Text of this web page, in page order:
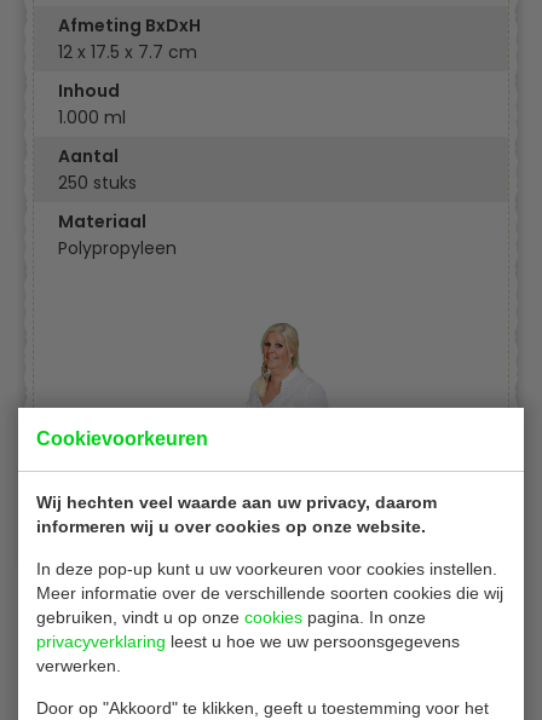
Cookievoorkeuren
Wij hechten veel waarde aan uw privacy, daarom
informeren wij u over cookies op onze website.
In deze pop-up kunt u uw voorkeuren voor cookies instellen.
Meer informatie over de verschillende soorten cookies die wij
gebruiken, vindt u op onze cookies pagina. In onze
privacyverklaring leest u hoe we uw persoonsgegevens
verwerken.
Door op "Akkoord" te klikken, geeft u toestemming voor het
Afmeting BxDxH
12 x 17.5 x 7.7 cm
Inhoud
1.000 ml
Aantal
250 stuks
Materiaal
Polypropyleen
Gerelateerde producten